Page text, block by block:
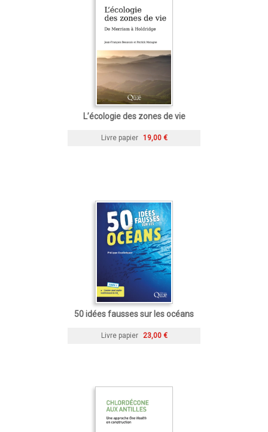
L’écologie des zones de vie
Livre papier 19,00 €
50 idées fausses sur les océans
Livre papier 23,00 €